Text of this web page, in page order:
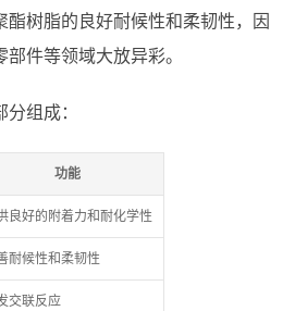
树脂的良好耐候性和柔韧性，因
件等领域大放异彩。
组成：
功能
良好的附着力和耐化学性
耐候性和柔韧性
交联反应